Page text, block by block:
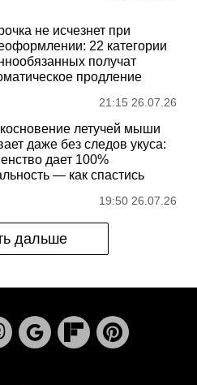
не исчезнет при
22 категории
получат
продление
21:15 26.07.26
летучей мыши
даже без следов укуса:
дает 100%
— как спастись
19:50 26.07.26
дальше